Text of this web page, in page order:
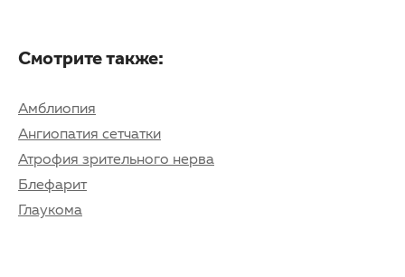
Смотрите также:
Амблиопия
Ангиопатия сетчатки
Атрофия зрительного нерва
Блефарит
Глаукома